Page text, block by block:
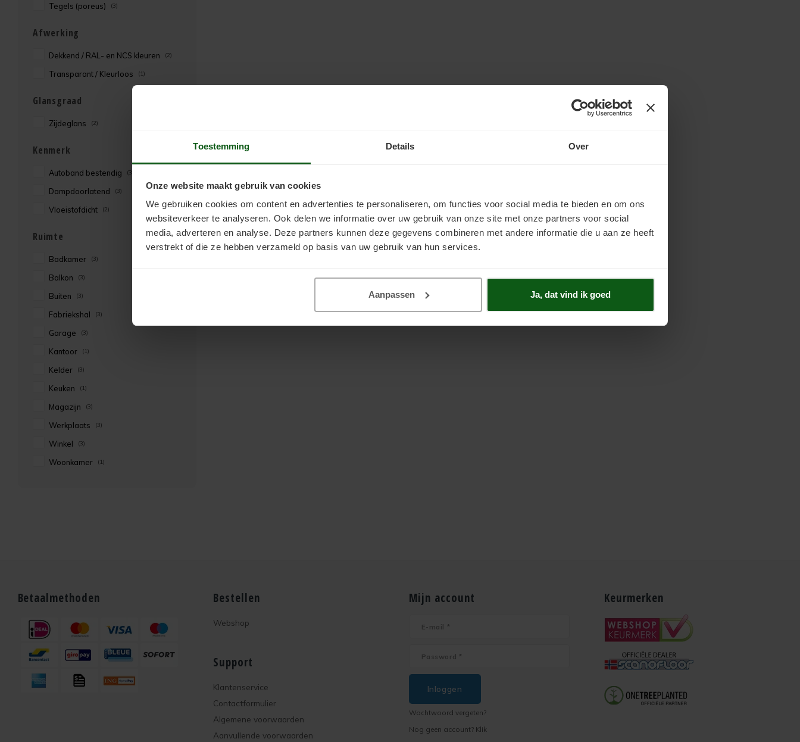
Toestemming Details Over
Onze website maakt gebruik van cookies
We gebruiken cookies om content en advertenties te personaliseren, om functies voor social media te bieden en om ons
websiteverkeer te analyseren. Ook delen we informatie over uw gebruik van onze site met onze partners voor social
media, adverteren en analyse. Deze partners kunnen deze gegevens combineren met andere informatie die u aan ze heeft
verstrekt of die ze hebben verzameld op basis van uw gebruik van hun services.
Aanpassen Ja, dat vind ik goed
Tegels (poreus) (3)
Afwerking
Dekkend / RAL- en NCS kleuren (2)
Transparant / Kleurloos (1)
Glansgraad
Zijdeglans (2)
Kenmerk
Autoband bestendig (3)
Dampdoorlatend (3)
Vloeistofdicht (2)
Ruimte
Badkamer (3)
Balkon (3)
Buiten (3)
Fabriekshal (3)
Garage (3)
Kantoor (1)
Kelder (3)
Keuken (1)
Magazijn (3)
Werkplaats (3)
Winkel (3)
Woonkamer (1)
Betaalmethoden Bestellen
Webshop
Support
Klantenservice
Contactformulier
Algemene voorwaarden
Aanvullende voorwaarden
Mijn account
Inloggen
Wachtwoord vergeten?
Nog geen account? Klik
Keurmerken